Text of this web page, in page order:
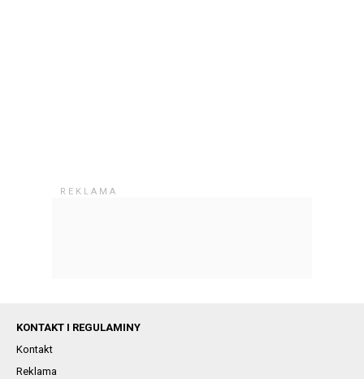
KONTAKT I REGULAMINY
Kontakt
Reklama